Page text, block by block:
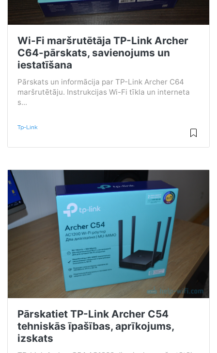
Wi-Fi maršrutētāja TP-Link Archer
C64-pārskats, savienojums un
iestatīšana
Pārskats un informācija par TP-Link Archer C64
maršrutētāju. Instrukcijas Wi-Fi tīkla un interneta
s...
Tp-Link
Pārskatiet TP-Link Archer C54
tehniskās īpašības, aprīkojums,
izskats